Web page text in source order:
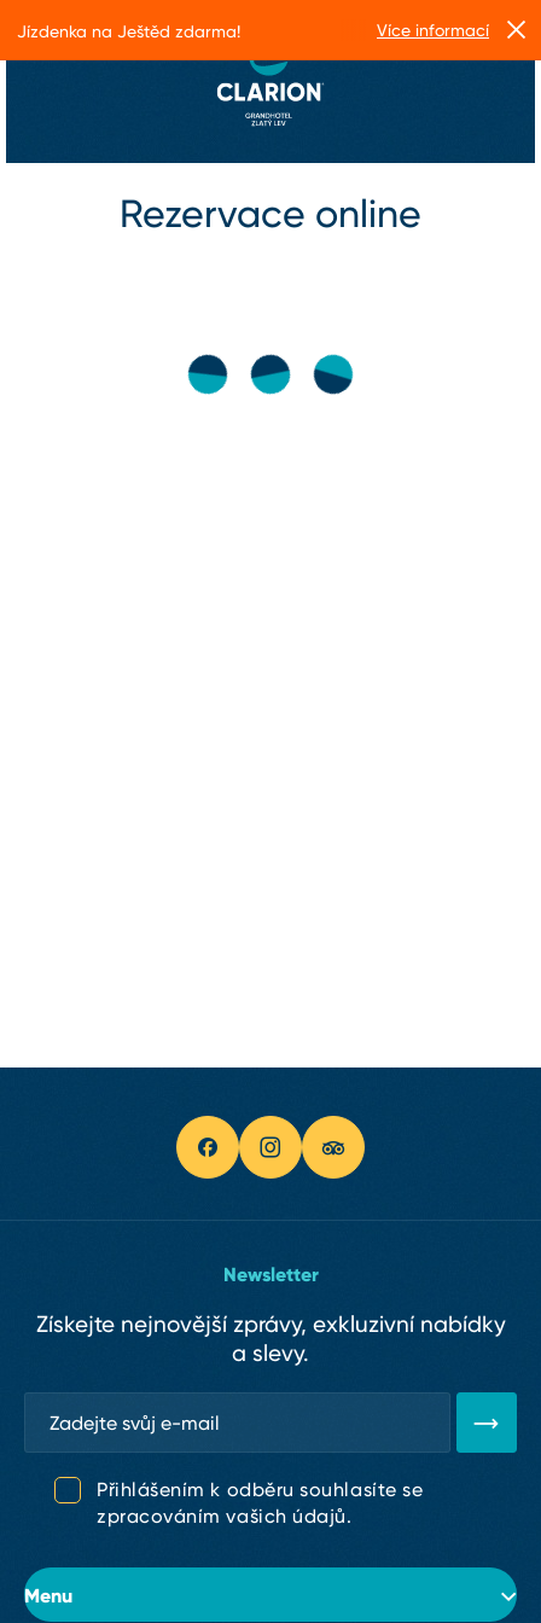
Rezervace online
Menu
Newsletter
Získejte nejnovější zprávy, exkluzivní nabídky
a slevy.
Přihlášením k odběru souhlasíte se
zpracováním vašich údajů.
Jízdenka na Ještěd zdarma! Více informací